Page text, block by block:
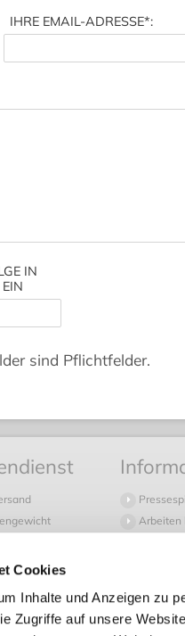
Cookies
Inhalte und Anzeigen zu
Zugriffe auf unsere
IHRE EMAIL-ADRESSE*:
IN
sind Pflichtfelder.
Arbeiten